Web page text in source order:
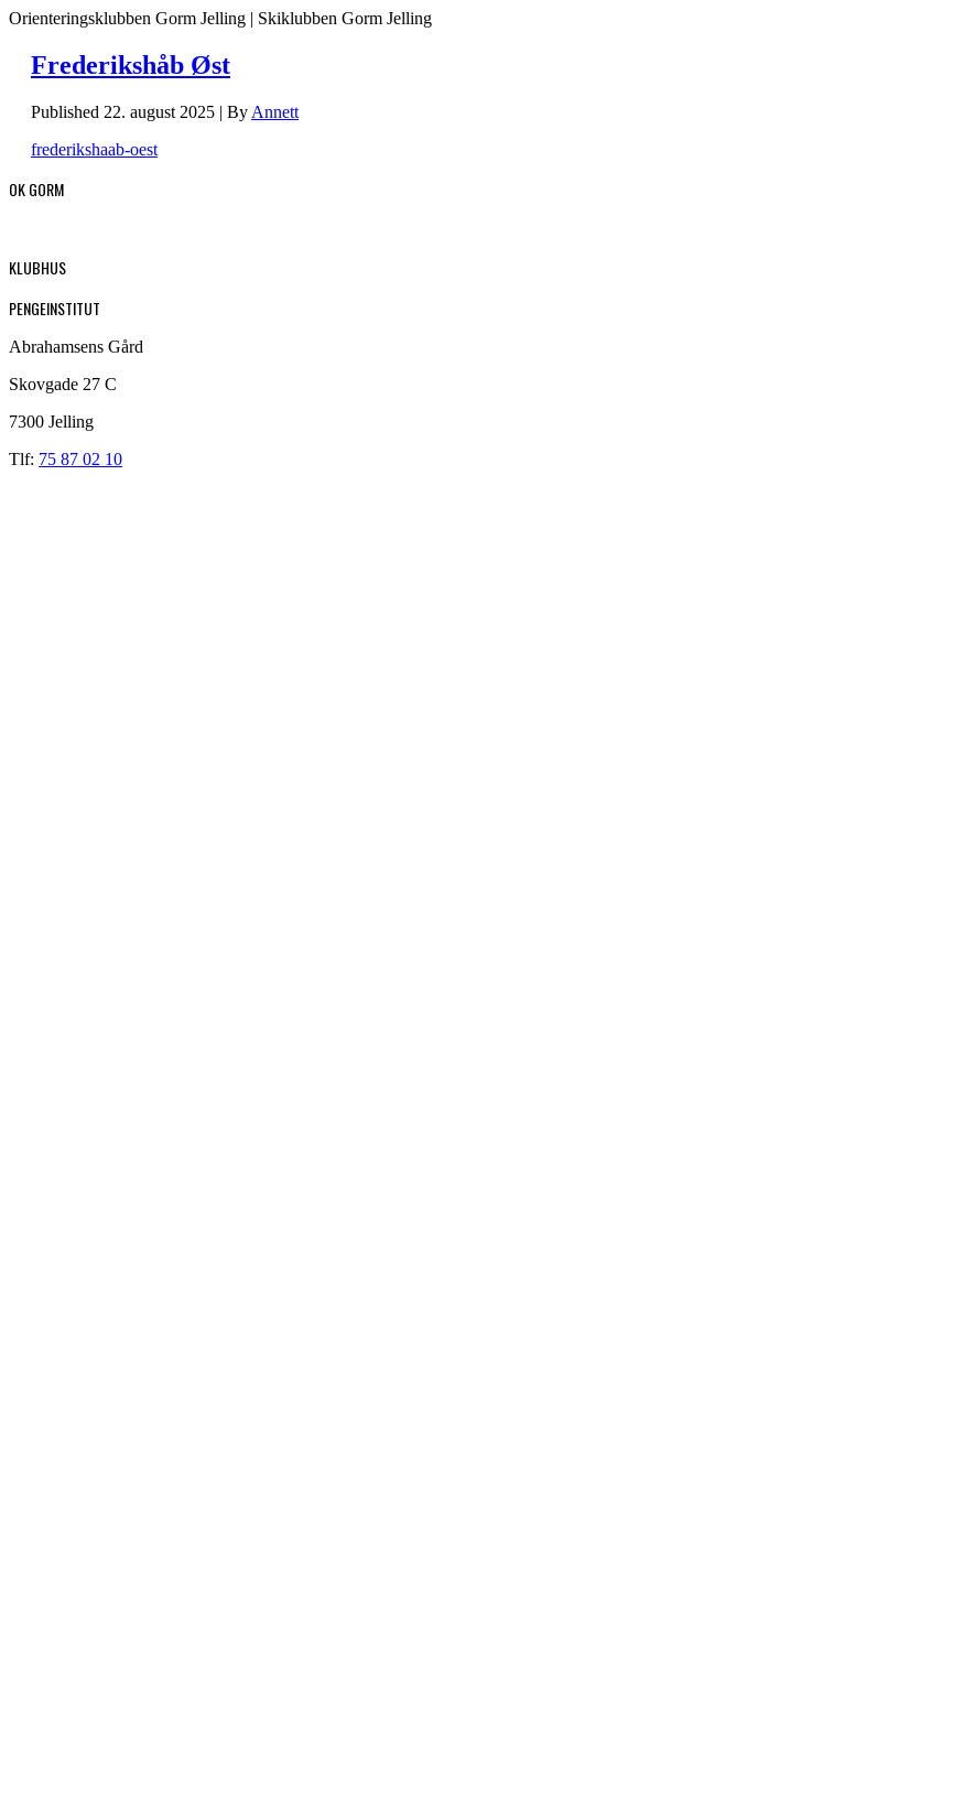
Orienteringsklubben Gorm Jelling | Skiklubben Gorm Jelling
Frederikshåb Øst
Published 22. august 2025 | By Annett
frederikshaab-oest
OK GORM
KLUBHUS
PENGEINSTITUT
Abrahamsens Gård
Skovgade 27 C
7300 Jelling
Tlf: 75 87 02 10